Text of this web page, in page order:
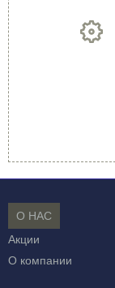
О НАС
Акции
О компании